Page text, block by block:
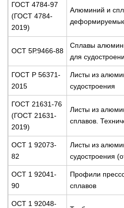
ГОСТ 4784-97
(ГОСТ 4784-
2019)
Алюминий и
ОСТ 5Р.9466-88
Сплавы
для
ГОСТ Р 56371-
2015
Листы из
судостроения
ГОСТ 21631-76
(ГОСТ 21631-
2019)
Листы из
сплавов.
ОСТ 1 92073-
82
Листы из
судостроения
ОСТ 1 92041-
90
Профили
сплавов
ОСТ 1 92048-